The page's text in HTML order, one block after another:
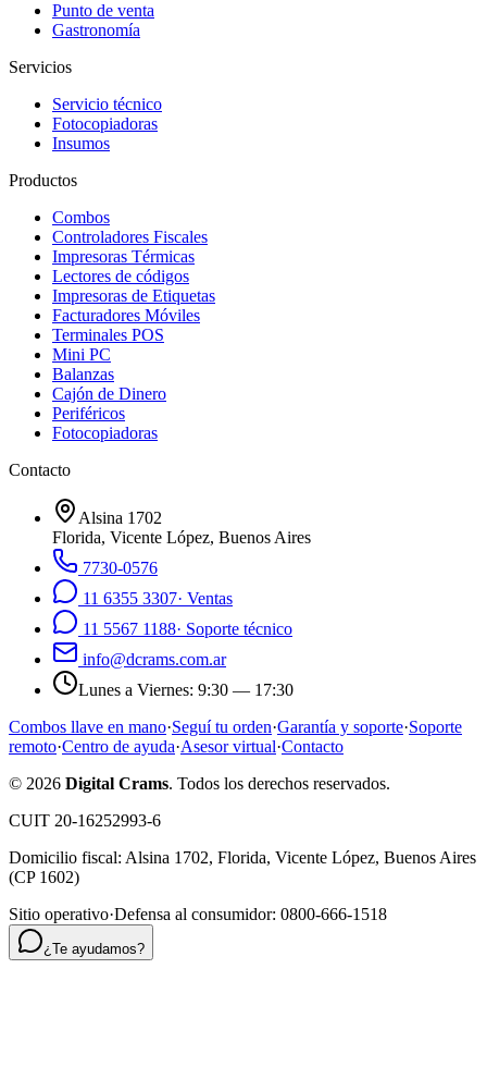
Punto de venta
Gastronomía
Servicios
Servicio técnico
Fotocopiadoras
Insumos
Productos
Combos
Controladores Fiscales
Impresoras Térmicas
Lectores de códigos
Impresoras de Etiquetas
Facturadores Móviles
Terminales POS
Mini PC
Balanzas
Cajón de Dinero
Periféricos
Fotocopiadoras
Contacto
Alsina 1702
Florida, Vicente López, Buenos Aires
7730-0576
11 6355 3307· Ventas
11 5567 1188· Soporte técnico
info@dcrams.com.ar
Lunes a Viernes: 9:30 — 17:30
Combos llave en mano·Seguí tu orden·Garantía y soporte·Soporte
remoto·Centro de ayuda·Asesor virtual·Contacto
© 2026 Digital Crams. Todos los derechos reservados.
CUIT 20-16252993-6
Domicilio fiscal: Alsina 1702, Florida, Vicente López, Buenos Aires
(CP 1602)
Sitio operativo·Defensa al consumidor: 0800-666-1518
¿Te ayudamos?